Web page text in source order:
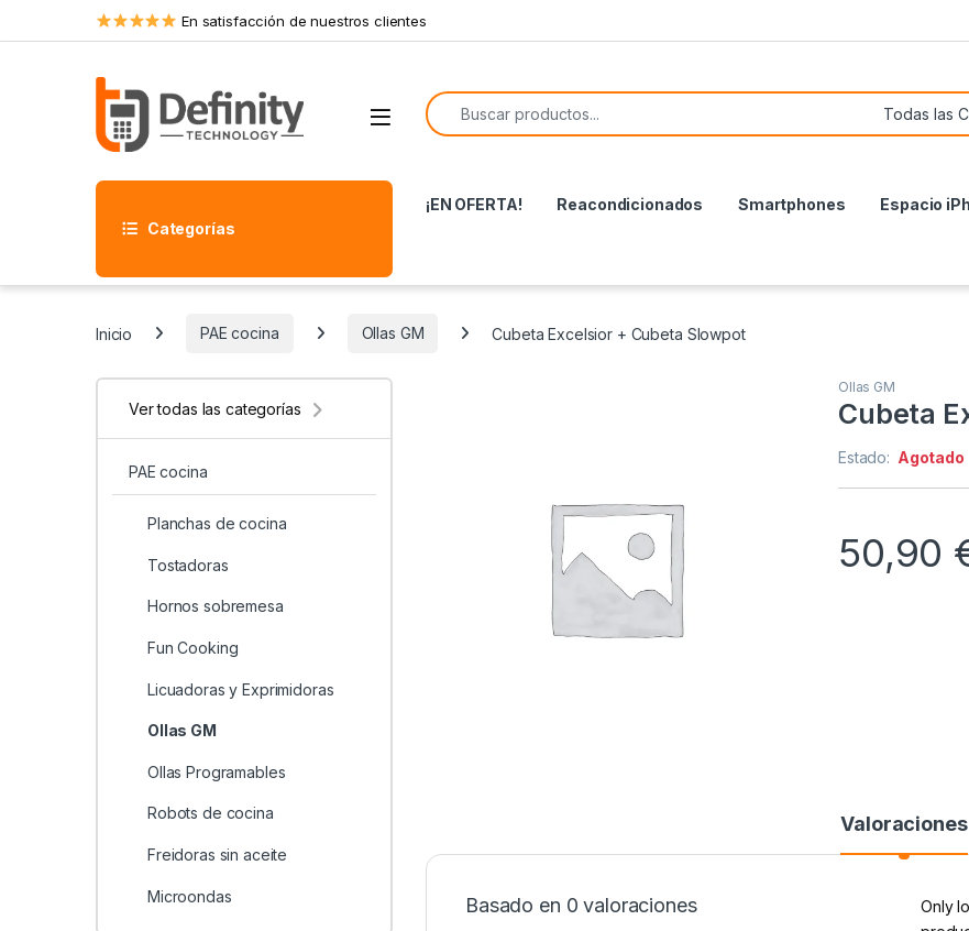
Skip to navigation
Skip to content En satisfacción de nuestros clientes
Open
Search for:
Categorías
¡EN OFERTA! Reacondicionados Smartphones Espacio
Inicio PAE cocina Ollas GM Cubeta Excelsior + Cubeta Slowpot
Ollas GM
Cubeta
Estado: Agotado
50,90
Valoraciones
Basado en 0 valoraciones
Only
Ver todas las categorías
PAE cocina
Planchas de cocina
Tostadoras
Hornos sobremesa
Fun Cooking
Licuadoras y Exprimidoras
Ollas GM
Ollas Programables
Robots de cocina
Freidoras sin aceite
Microondas